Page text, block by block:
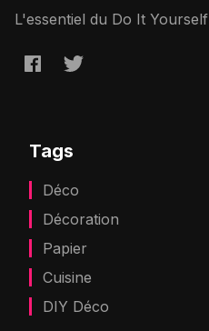
L'essentiel du Do It Yourself
Tags
Déco
Décoration
Papier
Cuisine
DIY Déco